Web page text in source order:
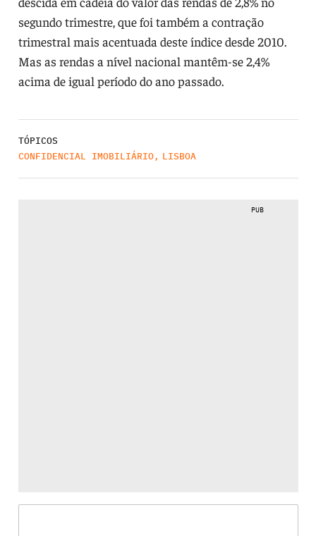
segundo trimestre, que foi também a contração
trimestral mais acentuada deste índice desde 2010.
Mas as rendas a nível nacional mantêm-se 2,4%
acima de igual período do ano passado.
TÓPICOS
CONFIDENCIAL IMOBILIÁRIO, LISBOA
PUB